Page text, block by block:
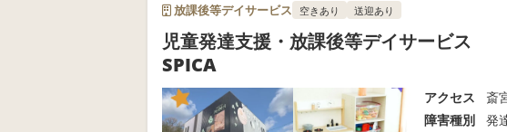
放課後等デイサービス 空きあり 送迎あり
児童発達支援・放課後等デイサービス
SPICA
アクセス
斎
障害種別
発